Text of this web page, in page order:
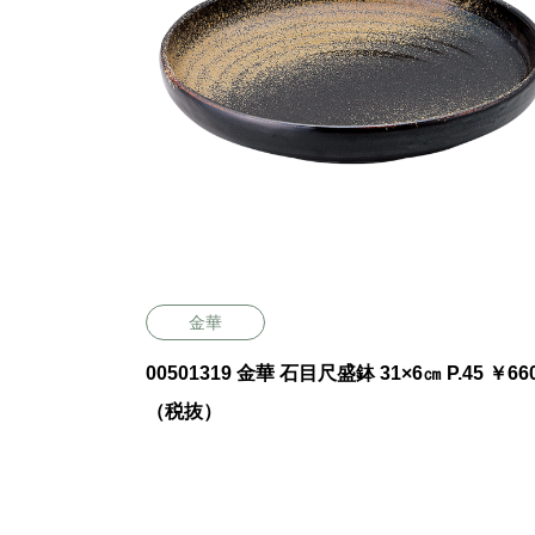
金華
00501319 金華 石目尺盛鉢 31×6㎝ P.45 ￥
（税抜）